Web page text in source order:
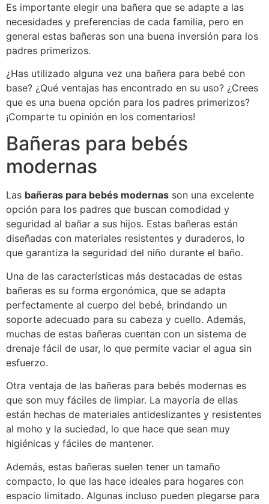
Es importante elegir una bañera que se adapte a las
necesidades y preferencias de cada familia, pero en
general estas bañeras son una buena inversión para los
padres primerizos.
¿Has utilizado alguna vez una bañera para bebé con
base? ¿Qué ventajas has encontrado en su uso? ¿Crees
que es una buena opción para los padres primerizos?
¡Comparte tu opinión en los comentarios!
Bañeras para bebés
modernas
Las bañeras para bebés modernas son una excelente
opción para los padres que buscan comodidad y
seguridad al bañar a sus hijos. Estas bañeras están
diseñadas con materiales resistentes y duraderos, lo
que garantiza la seguridad del niño durante el baño.
Una de las características más destacadas de estas
bañeras es su forma ergonómica, que se adapta
perfectamente al cuerpo del bebé, brindando un
soporte adecuado para su cabeza y cuello. Además,
muchas de estas bañeras cuentan con un sistema de
drenaje fácil de usar, lo que permite vaciar el agua sin
esfuerzo.
Otra ventaja de las bañeras para bebés modernas es
que son muy fáciles de limpiar. La mayoría de ellas
están hechas de materiales antideslizantes y resistentes
al moho y la suciedad, lo que hace que sean muy
higiénicas y fáciles de mantener.
Además, estas bañeras suelen tener un tamaño
compacto, lo que las hace ideales para hogares con
espacio limitado. Algunas incluso pueden plegarse para